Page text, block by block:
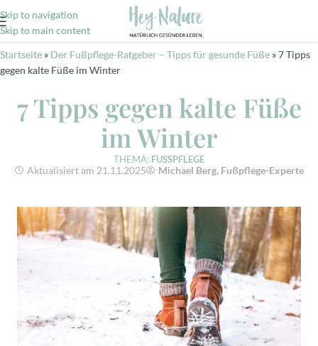
Skip to navigation
Skip to main content
Startseite » Der Fußpflege-Ratgeber – Tipps für gesunde Füße »7 Tipps
gegen kalte Füße im Winter
7 Tipps gegen kalte Füße
im Winter
THEMA: FUSSPFLEGE
Aktualisiert am 21.11.2025 Michael Berg, Fußpflege-Experte